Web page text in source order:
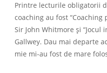
Printre lecturile obligatorii
coaching au fost
Sir John Whitmore și
Gallwey. Dau mai departe
mie mi-au fost de mare